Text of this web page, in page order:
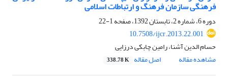
فرهنگی سازمان فرهنگ و ارتباطات اسلامی
دوره 6، شماره 2، تابستان 1392، صفحه
1-22
10.7508/ijcr.2013.22.001
حسام الدین آشنا، رامین چابکی درزایی
مشاهده مقاله
اصل مقاله 338.78 K